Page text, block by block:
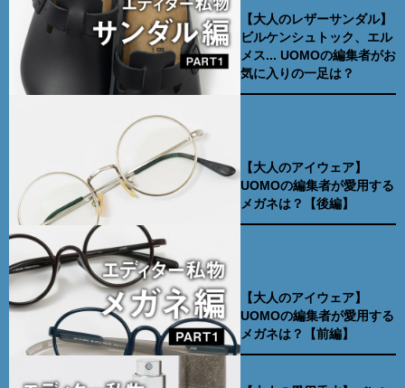
【大人のレザーサンダル】
ビルケンシュトック、エル
メス... UOMOの編集者がお
気に入りの一足は？
【大人のアイウェア】
UOMOの編集者が愛用する
メガネは？【後編】
【大人のアイウェア】
UOMOの編集者が愛用する
メガネは？【前編】